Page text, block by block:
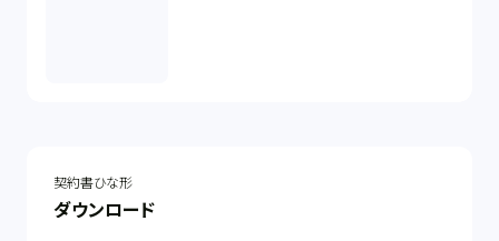
契約書ひな形
ダウンロード